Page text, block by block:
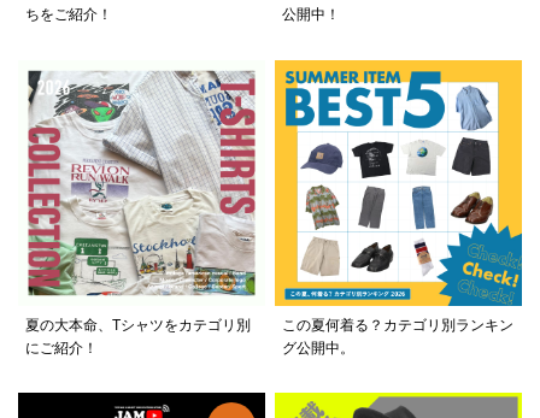
ちをご紹介！
公開中！
夏の大本命、Tシャツをカテゴリ別
にご紹介！
この夏何着る？カテゴリ別ランキン
グ公開中。